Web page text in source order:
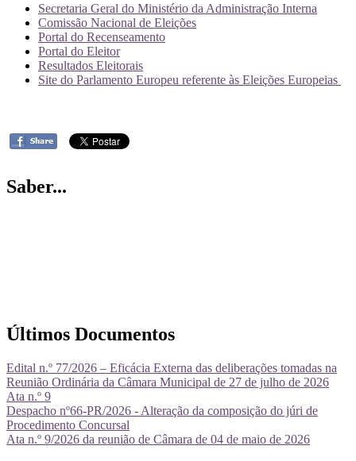
Secretaria Geral do Ministério da Administração Interna
Comissão Nacional de Eleições
Portal do Recenseamento
Portal do Eleitor
Resultados Eleitorais
Site do Parlamento Europeu referente às Eleições Europeias
Saber...
Últimos Documentos
Edital n.º 77/2026 – Eficácia Externa das deliberações tomadas na
Reunião Ordinária da Câmara Municipal de 27 de julho de 2026
Ata n.º 9
Despacho nº66-PR/2026 - Alteração da composição do júri de
Procedimento Concursal
Ata n.º 9/2026 da reunião de Câmara de 04 de maio de 2026